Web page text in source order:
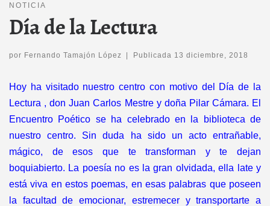
NOTICIA
Día de la Lectura
por Fernando Tamajón López Publicada 13 diciembre, 2018
Hoy ha visitado nuestro centro con motivo del Día de la
Lectura , don Juan Carlos Mestre y doña Pilar Cámara. El
Encuentro Poético se ha celebrado en la biblioteca de
nuestro centro. Sin duda ha sido un acto entrañable,
mágico, de esos que te transforman y te dejan
boquiabierto. La poesía no es la gran olvidada, ella late y
está viva en estos poemas, en esas palabras que poseen
la facultad de emocionar, estremecer y transportarte a